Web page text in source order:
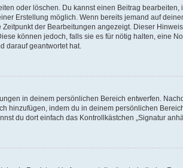
oder löschen. Du kannst einen Beitrag bearbeiten,
Erstellung möglich. Wenn bereits jemand auf
der Bearbeitungen angezeigt. Dieser
können jedoch, falls sie es für nötig halten, eine
darauf geantwortet hat.
in deinem persönlichen Bereich entwerfen.
hinzufügen, indem du in deinem persönlichen
du dort einfach das Kontrollkästchen „Signatur